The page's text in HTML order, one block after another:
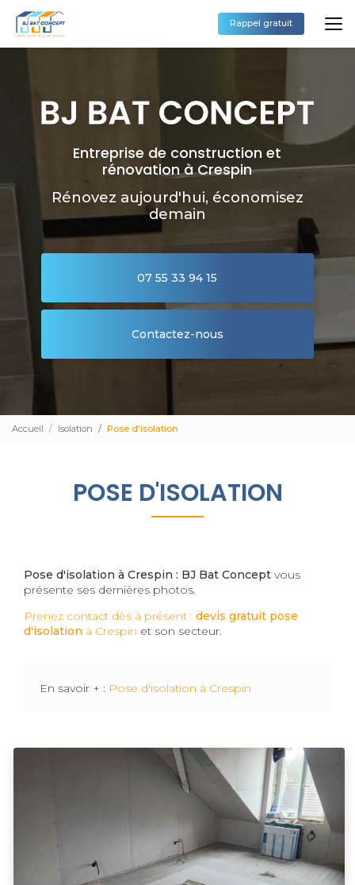
contenu
principal
Rappel gratuit
Entreprise de construction et
rénovation à Crespin
Rénovez aujourd'hui, économisez
demain
07 55 33 94 15
Contactez-nous
Accueil Isolation Pose d'isolation
POSE D'ISOLATION
Pose d'isolation à Crespin : BJ Bat Concept vous
présente ses dernières photos.
Prenez contact dès à présent : devis gratuit pose
d'isolation à Crespin et son secteur.
En savoir + : Pose d'isolation à Crespin